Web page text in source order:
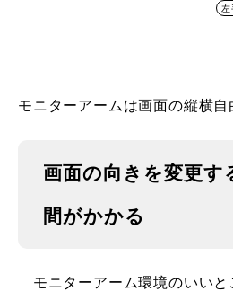
左
モニターアームは画面の縦横自
画面の向きを変更す
間がかかる
モニターアーム環境のいいと